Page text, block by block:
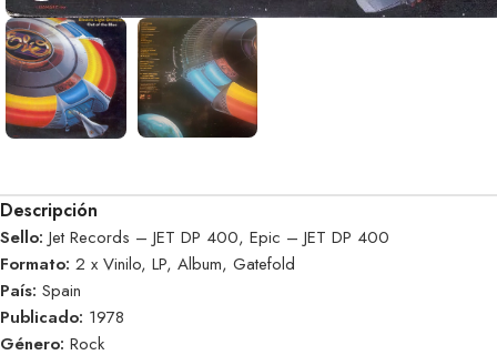
Descripción
Sello: Jet Records – JET DP 400, Epic – JET DP 400
Formato: 2 x Vinilo, LP, Album, Gatefold
País: Spain
Publicado: 1978
Género: Rock